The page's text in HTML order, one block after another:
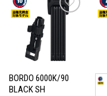
BORDO 6000K/90
BLACK SH